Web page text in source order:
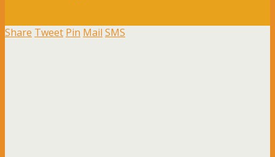
Share Tweet Pin Mail SMS